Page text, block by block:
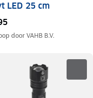
LED 25 cm
doorVAHB B.V.